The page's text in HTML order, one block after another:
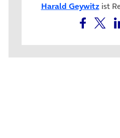
Harald Geywitzist